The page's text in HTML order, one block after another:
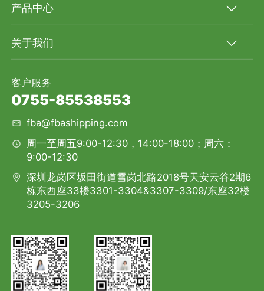
产品中心
关于我们
客户服务
0755-85538553
fba@fbashipping.com
周一至周五9:00-12:30，14:00-18:00；周六：
9:00-12:30
深圳龙岗区坂田街道雪岗北路2018号天安云谷2期6
栋东西座33楼3301-3304&3307-3309/东座32楼
3205-3206